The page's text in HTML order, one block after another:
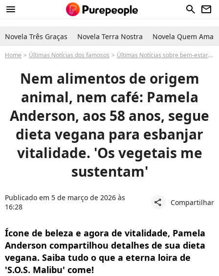
menu search newsletter
Novela Três Graças Novela Terra Nostra Novela Quem Ama
Home Últimas Notícias dos famosos Últimas Notícias sobre bem-estar-
Nem alimentos de origem
animal, nem café: Pamela
Anderson, aos 58 anos, segue
dieta vegana para esbanjar
vitalidade. 'Os vegetais me
sustentam'
Publicado em 5 de março de 2026 às
16:28
share Compartilhar
Ícone de beleza e agora de vitalidade, Pamela
Anderson compartilhou detalhes de sua dieta
vegana. Saiba tudo o que a eterna loira de
'S.O.S. Malibu' come!